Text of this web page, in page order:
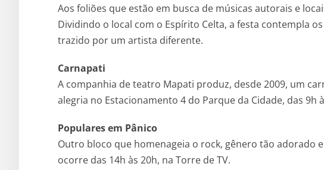
Aos foliões que estão em busca de músicas autorais e
Dividindo o local com o Espírito Celta, a festa contempla
trazido por um artista diferente.
Carnapati
A companhia de teatro Mapati produz, desde 2009, um
alegria no Estacionamento 4 do Parque da Cidade, das 9h
Populares em Pânico
Outro bloco que homenageia o rock, gênero tão adorado
ocorre das 14h às 20h, na Torre de TV.